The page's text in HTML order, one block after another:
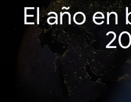
El año en